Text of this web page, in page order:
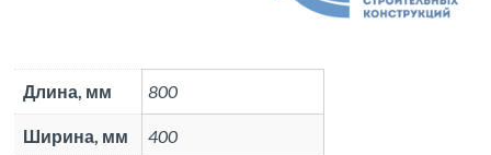
Длина, мм 800
Ширина, мм 400